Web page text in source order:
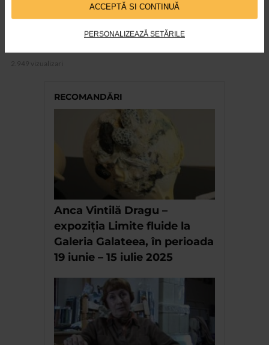
ACCEPTĂ SI CONTINUĂ
PERSONALIZEAZĂ SETĂRILE
2.949 vizualizari
RECOMANDĂRI
Anca Vintilă Dragu –
expoziția Limite fluide la
Galeria Galateea, în perioada
19 iunie – 15 iulie 2025